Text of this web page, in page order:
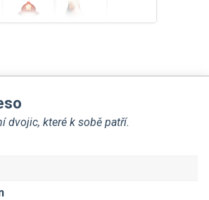
dvojic, které k sobě patří.